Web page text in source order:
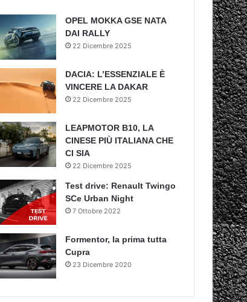
OPEL MOKKA GSE NATA
DAI RALLY
22 Dicembre 2025
DACIA: L’ESSENZIALE È
VINCERE LA DAKAR
22 Dicembre 2025
LEAPMOTOR B10, LA
CINESE PIÙ ITALIANA CHE
CI SIA
22 Dicembre 2025
Test drive: Renault Twingo
SCe Urban Night
7 Ottobre 2022
Formentor, la prima tutta
Cupra
23 Dicembre 2020